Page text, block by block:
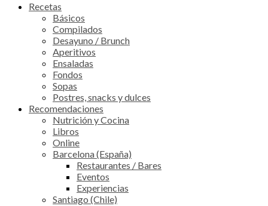
Recetas
Básicos
Compilados
Desayuno / Brunch
Aperitivos
Ensaladas
Fondos
Sopas
Postres, snacks y dulces
Recomendaciones
Nutrición y Cocina
Libros
Online
Barcelona (España)
Restaurantes / Bares
Eventos
Experiencias
Santiago (Chile)